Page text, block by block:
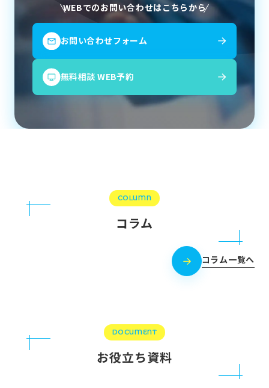
WEBでのお問い合わせはこちらから
お問い合わせフォーム
無料相談 WEB予約
COLUMN
コラム
コラム一覧へ
DOCUMENT
お役立ち資料